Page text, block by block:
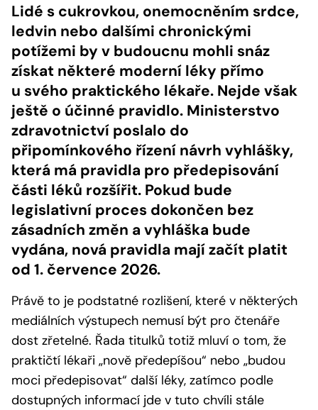
Lidé s cukrovkou, onemocněním srdce,
ledvin nebo dalšími chronickými
potížemi by v budoucnu mohli snáz
získat některé moderní léky přímo
u svého praktického lékaře. Nejde však
ještě o účinné pravidlo. Ministerstvo
zdravotnictví poslalo do
připomínkového řízení návrh vyhlášky,
která má pravidla pro předepisování
části léků rozšířit. Pokud bude
legislativní proces dokončen bez
zásadních změn a vyhláška bude
vydána, nová pravidla mají začít platit
od 1. července 2026.
Právě to je podstatné rozlišení, které v některých
mediálních výstupech nemusí být pro čtenáře
dost zřetelné. Řada titulků totiž mluví o tom, že
praktičtí lékaři „nově předepíšou“ nebo „budou
moci předepisovat“ další léky, zatímco podle
dostupných informací jde v tuto chvíli stále